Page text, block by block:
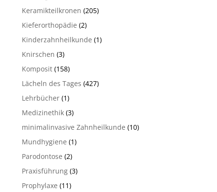
Keramikteilkronen (205)
Kieferorthopädie (2)
Kinderzahnheilkunde (1)
Knirschen (3)
Komposit(158)
Lächeln des Tages (427)
Lehrbücher(1)
Medizinethik(3)
minimalinvasive Zahnheilkunde (10)
Mundhygiene (1)
Parodontose (2)
Praxisführung(3)
Prophylaxe (11)